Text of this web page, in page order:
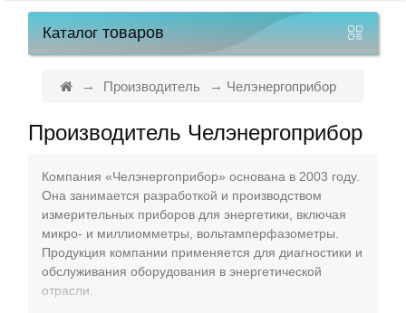
Контакты
Каталогтоваров
Производитель Челэнергоприбор
Производитель Челэнергоприбор
Компания «Челэнергоприбор» основана в 2003 году.
Она занимается разработкой и производством
измерительных приборов для энергетики, включая
микро- и миллиомметры, вольтамперфазометры.
Продукция компании применяется для диагностики и
обслуживания оборудования в энергетической
отрасли.